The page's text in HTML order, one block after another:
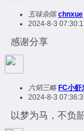
五味杂陈 chnxue
2024-8-3
感谢分享
六韬三略 FC小虾
2024-8-3
以梦为马，不负